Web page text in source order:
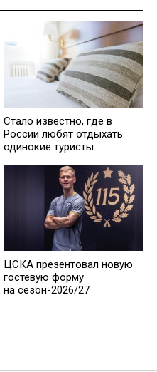
Стало известно, где в
России любят отдыхать
одинокие туристы
ЦСКА презентовал новую
гостевую форму
на сезон-2026/27